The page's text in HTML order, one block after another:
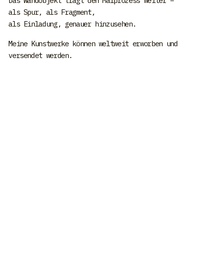
als Spur, als Fragment,
als Einladung, genauer hinzusehen.
Meine Kunstwerke können weltweit erworben und
versendet werden.